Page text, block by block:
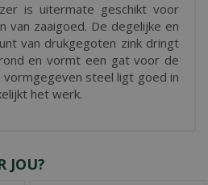
is uitermate geschikt voor
van zaaigoed. De degelijke en
van drukgegoten zink dringt
en vormt een gat voor de
vormgegeven steel ligt goed in
het werk.
JOU?